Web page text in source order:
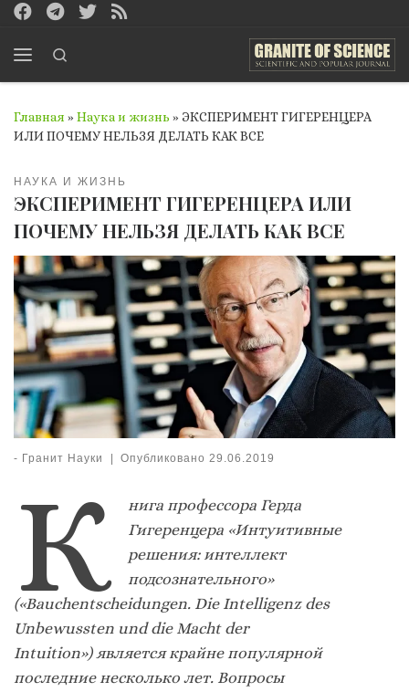
Перейти к содержимому
Главная » Наука и жизнь » ЭКСПЕРИМЕНТ ГИГЕРЕНЦЕРА
ИЛИ ПОЧЕМУ НЕЛЬЗЯ ДЕЛАТЬ КАК ВСЕ
НАУКА И ЖИЗНЬ
ЭКСПЕРИМЕНТ ГИГЕРЕНЦЕРА ИЛИ
ПОЧЕМУ НЕЛЬЗЯ ДЕЛАТЬ КАК ВСЕ
- Гранит Науки | Опубликовано 29.06.2019
К
нига профессора Герда
Гигеренцера «Интуитивные
решения: интеллект
подсознательного»
(«Bauchentscheidungen. Die Intelligenz des
Unbewussten und die Macht der
Intuition») является крайне популярной
последние несколько лет. Вопросы